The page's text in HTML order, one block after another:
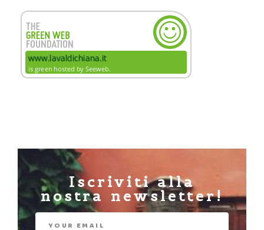
Iscriviti alla
nostra newsletter!